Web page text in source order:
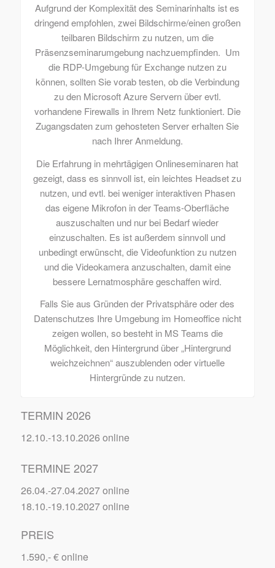
Aufgrund der Komplexität des Seminarinhalts ist es
dringend empfohlen, zwei Bildschirme/einen großen
teilbaren Bildschirm zu nutzen, um die
Präsenzseminarumgebung nachzuempfinden. Um
die RDP-Umgebung für Exchange nutzen zu
können, sollten Sie vorab testen, ob die Verbindung
zu den Microsoft Azure Servern über evtl.
vorhandene Firewalls in Ihrem Netz funktioniert. Die
Zugangsdaten zum gehosteten Server erhalten Sie
nach Ihrer Anmeldung.
Die Erfahrung in mehrtägigen Onlineseminaren hat
gezeigt, dass es sinnvoll ist, ein leichtes Headset zu
nutzen, und evtl. bei weniger interaktiven Phasen
das eigene Mikrofon in der Teams-Oberfläche
auszuschalten und nur bei Bedarf wieder
einzuschalten. Es ist außerdem sinnvoll und
unbedingt erwünscht, die Videofunktion zu nutzen
und die Videokamera anzuschalten, damit eine
bessere Lernatmosphäre geschaffen wird.
Falls Sie aus Gründen der Privatsphäre oder des
Datenschutzes Ihre Umgebung im Homeoffice nicht
zeigen wollen, so besteht in MS Teams die
Möglichkeit, den Hintergrund über „Hintergrund
weichzeichnen“ auszublenden oder virtuelle
Hintergründe zu nutzen.
TERMIN 2026
12.10.-13.10.2026 online
TERMINE 2027
26.04.-27.04.2027 online
18.10.-19.10.2027 online
PREIS
1.590,- € online